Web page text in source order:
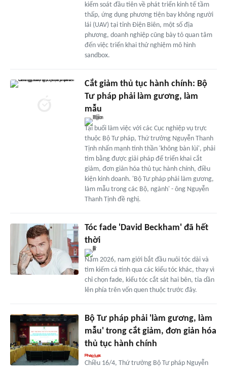
kiểm soát đầu tiên về phát triển kinh tế tầm
thấp, ứng dụng phương tiện bay không người
lái (UAV) tại tỉnh Điện Biên, một số địa
phương, doanh nghiệp cũng bày tỏ quan tâm
đến việc triển khai thử nghiệm mô hình
sandbox.
Cắt giảm thủ tục hành chính: Bộ
Tư pháp phải làm gương, làm
mẫu
Tại buổi làm việc với các Cục nghiệp vụ trực
thuộc Bộ Tư pháp, Thứ trưởng Nguyễn Thanh
Tịnh nhấn mạnh tinh thần 'không bàn lùi', phải
tìm bằng được giải pháp để triển khai cắt
giảm, đơn giản hóa thủ tục hành chính, điều
kiện kinh doanh. 'Bộ Tư pháp phải làm gương,
làm mẫu trong các Bộ, ngành' - ông Nguyễn
Thanh Tịnh đề nghị.
Tóc fade 'David Beckham' đã hết
thời
Năm 2026, nam giới bắt đầu nuôi tóc dài và
tìm kiếm cá tính qua các kiểu tóc khác, thay vì
chỉ chọn fade, kiểu tóc cắt sát hai bên, tỉa dần
lên phía trên vốn quen thuộc trước đây.
Bộ Tư pháp phải 'làm gương, làm
mẫu' trong cắt giảm, đơn giản hóa
thủ tục hành chính
Chiều 16/4, Thứ trưởng Bộ Tư pháp Nguyễn